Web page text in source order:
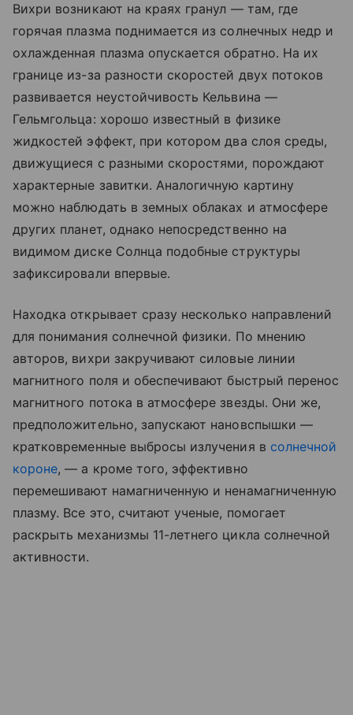
Вихри возникают на краях гранул — там, где
горячая плазма поднимается из солнечных недр и
охлажденная плазма опускается обратно. На их
границе из-за разности скоростей двух потоков
развивается неустойчивость Кельвина —
Гельмгольца: хорошо известный в физике
жидкостей эффект, при котором два слоя среды,
движущиеся с разными скоростями, порождают
характерные завитки. Аналогичную картину
можно наблюдать в земных облаках и атмосфере
других планет, однако непосредственно на
видимом диске Солнца подобные структуры
зафиксировали впервые.
Находка открывает сразу несколько направлений
для понимания солнечной физики. По мнению
авторов, вихри закручивают силовые линии
магнитного поля и обеспечивают быстрый перенос
магнитного потока в атмосфере звезды. Они же,
предположительно, запускают нановспышки —
кратковременные выбросы излучения в солнечной
короне, — а кроме того, эффективно
перемешивают намагниченную и ненамагниченную
плазму. Все это, считают ученые, помогает
раскрыть механизмы 11-летнего цикла солнечной
активности.